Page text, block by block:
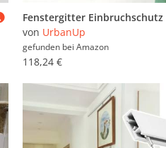
von UrbanUp
gefunden bei Amazon
118,24 €